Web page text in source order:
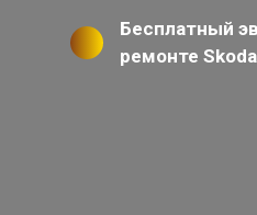
Бесплатный
ремонте